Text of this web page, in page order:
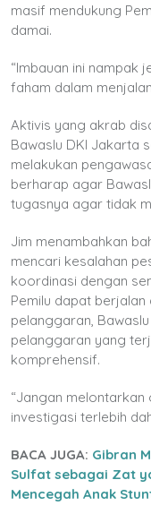
masif mendukung
damai.
“Imbauan ini nampak
faham dalam
Aktivis yang akrab
Bawaslu DKI Jakarta
melakukan
berharap agar
tugasnya agar tidak
Jim menambahkan
mencari kesalahan
koordinasi dengan
Pemilu dapat
pelanggaran,
pelanggaran yang
komprehensif.
“Jangan
investigasi terlebih
BACA JUGA: Gibran
Sulfat sebagai Zat
Mencegah Anak